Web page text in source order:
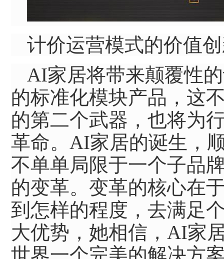
计价运营模式的价值
AI家居将带来颠覆性
的标准化模块产品，这
的第二个武器，也将为
革命。AI家居的诞生，
不单单局限于一个子品
的变革。变革的核心在
到怎样的程度，去满足
大优势，她相信，AI家